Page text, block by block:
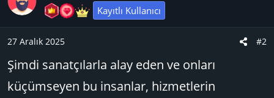
l
e
r
Kayıtlı Kullanıcı
27 Aralık 2025 #2
Şimdi sanatçılarla alay eden ve onları
küçümseyen bu insanlar, hizmetlerin